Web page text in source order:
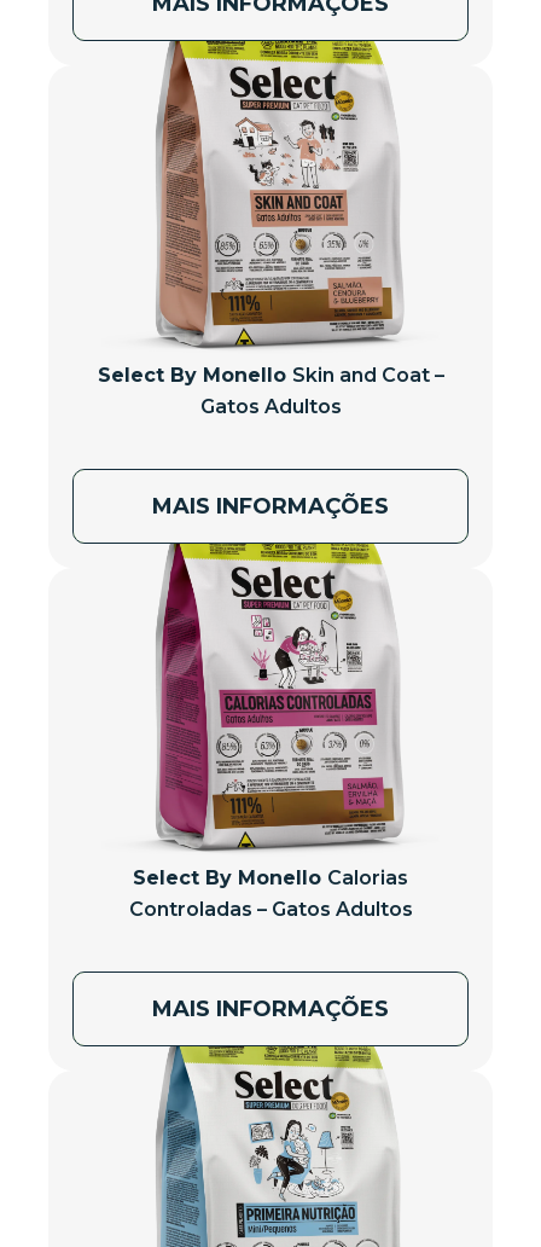
Select By Monello Skin and Coat –
Gatos Adultos
MAIS INFORMAÇÕES
Select By Monello Calorias
Controladas – Gatos Adultos
MAIS INFORMAÇÕES